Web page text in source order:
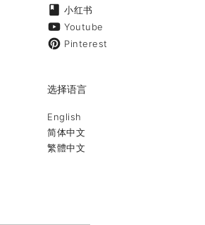
小红书
Youtube
Pinterest
选择语言
English
简体中文
繁體中文